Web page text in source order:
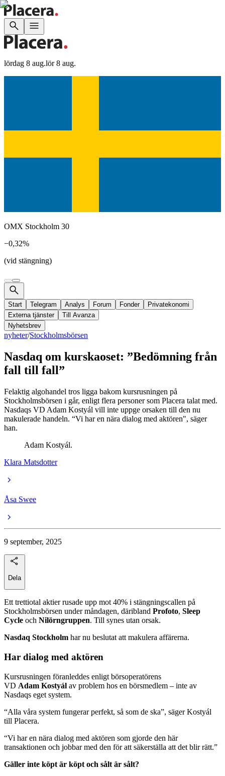
lördag 8 aug.lör 8 aug.
OMX Stockholm 30
−0,32%
(vid stängning)
Start Telegram Analys Forum Fonder
Privatekonomi
Externa tjänster
Till Avanza
Nyhetsbrev
nyheter/Stockholmsbörsen
Nasdaq om kurskaoset: ”Bedömning från
fall till fall”
Felaktig algohandel tros ligga bakom kursrusningen på
Stockholmsbörsen i går, enligt flera personer som Placera talat med.
Nasdaqs VD Adam Kostyál vill inte uppge orsaken till den nu
makulerade handeln. “Vi har en nära dialog med aktören", säger
han.
Adam Kostyál.
Klara Matsdotter
Åsa Swee
9 september, 2025
Dela
Ett trettiotal aktier rusade upp mot 40% i stängningscallen på
Stockholmsbörsen under måndagen, däribland Profoto, Sleep
Cycle och Nilörngruppen. Till synes utan orsak.
Nasdaq Stockholm har nu beslutat att makulera affärerna.
Har dialog med aktören
Kursrusningen föranleddes enligt börsoperatörens
VD Adam Kostyál av problem hos en börsmedlem – inte av
Nasdaqs eget system.
“Alla våra system fungerar perfekt, så som de ska”, säger Kostyál
till Placera.
“Vi har en nära dialog med aktören som gjorde den här
transaktionen och jobbar med den för att säkerställa att det blir rätt.”
Gäller inte köpt är köpt och sålt är sålt?